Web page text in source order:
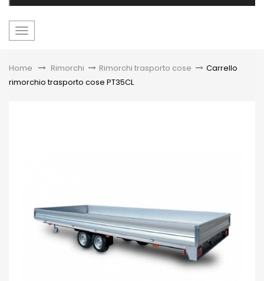
navigazione
Home &gt;Rimorchi > Rimorchi trasporto cose > Carrello
rimorchio trasporto cose PT35CL